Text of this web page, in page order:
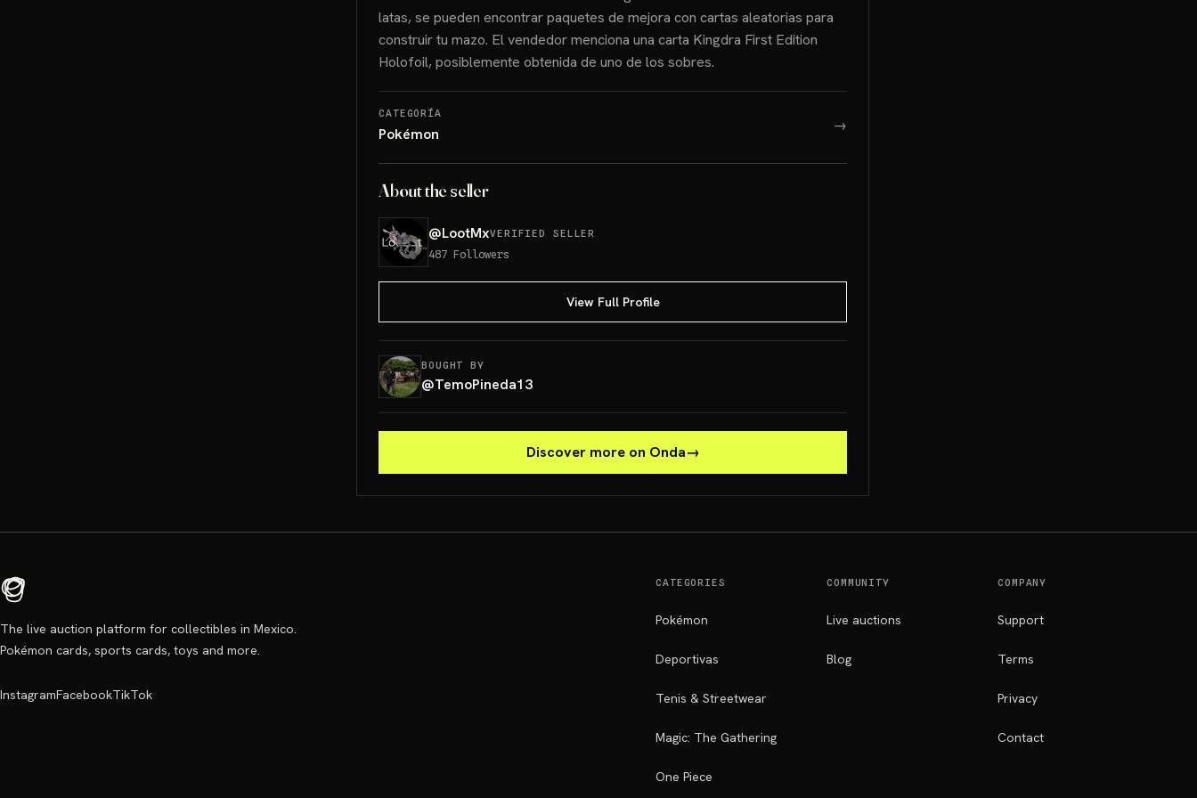
latas, se pueden encontrar paquetes de mejora con cartas aleatorias para
construir tu mazo. El vendedor menciona una carta Kingdra First Edition
Holofoil, posiblemente obtenida de uno de los sobres.
CATEGORÍA
Pokémon →
About the seller
@LootMxVERIFIED SELLER
487 Followers
View Full Profile
BOUGHT BY
@TemoPineda13
Discover more on Onda→
The live auction platform for collectibles in Mexico.
Pokémon cards, sports cards, toys and more.
InstagramFacebookTikTok
CATEGORIES
Pokémon
Deportivas
Tenis & Streetwear
Magic: The Gathering
One Piece
COMMUNITY
Live auctions
Blog
COMPANY
Support
Terms
Privacy
Contact